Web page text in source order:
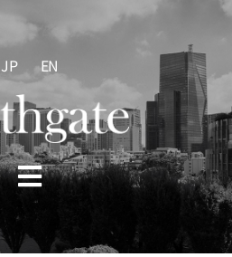
JP EN
Toggle
Navigation
HOME